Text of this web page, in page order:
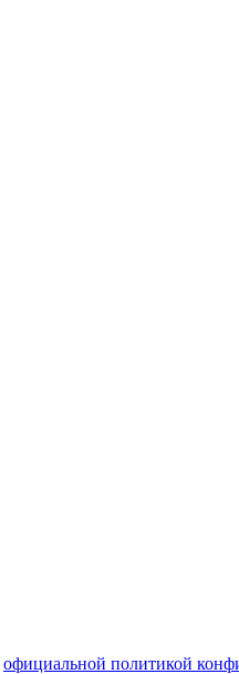
официальной политикой